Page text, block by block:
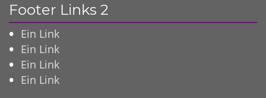
Footer Links 2
Ein Link
Ein Link
Ein Link
Ein Link